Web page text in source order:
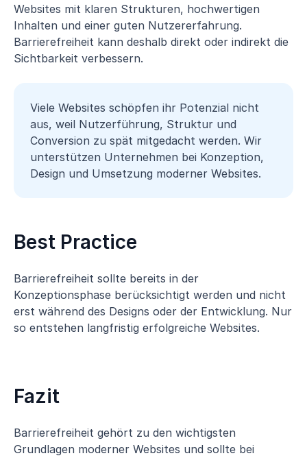
Websites mit klaren Strukturen, hochwertigen
Inhalten und einer guten Nutzererfahrung.
Barrierefreiheit kann deshalb direkt oder indirekt die
Sichtbarkeit verbessern.
Viele Websites schöpfen ihr Potenzial nicht
aus, weil Nutzerführung, Struktur und
Conversion zu spät mitgedacht werden. Wir
unterstützen Unternehmen bei Konzeption,
Design und Umsetzung moderner Websites.
Best Practice
Barrierefreiheit sollte bereits in der
Konzeptionsphase berücksichtigt werden und nicht
erst während des Designs oder der Entwicklung. Nur
so entstehen langfristig erfolgreiche Websites.
Fazit
Barrierefreiheit gehört zu den wichtigsten
Grundlagen moderner Websites und sollte bei